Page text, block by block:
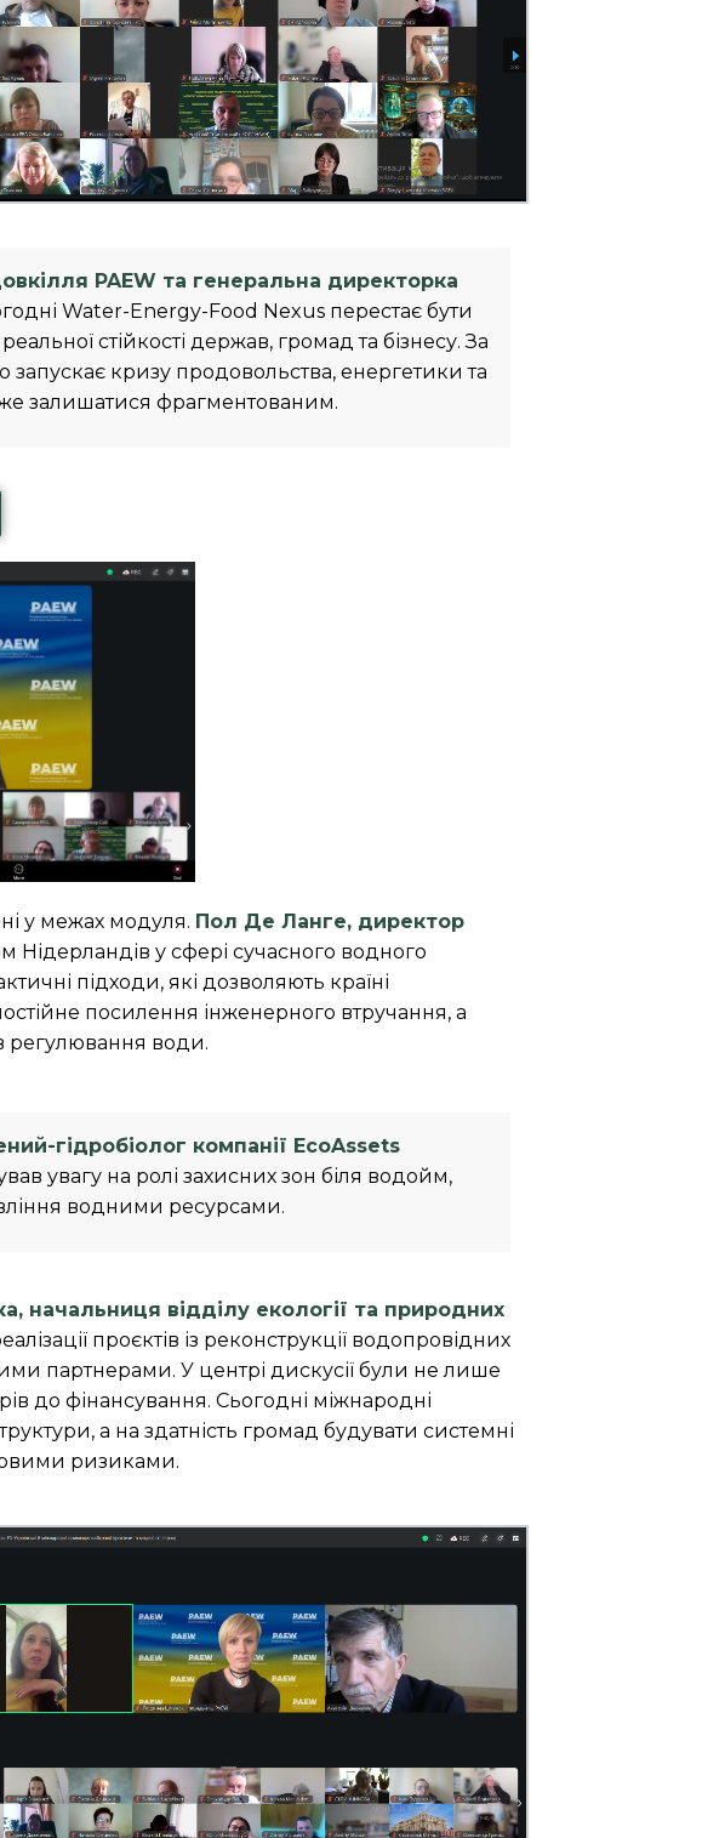
PAEW та генеральна директорка
Water-Energy-Food Nexus перестає бути
стійкості держав, громад та бізнесу. За
запускає кризу продовольства, енергетики та
залишатися фрагментованим.
у межах модуля. Пол Де Ланге, директор
Нідерландів у сфері сучасного водного
підходи, які дозволяють країні
посилення інженерного втручання, а
регулювання води.
гідробіолог компанії EcoAssets
увагу на ролі захисних зон біля водойм,
водними ресурсами.
начальниця відділу екології та природних
проєктів із реконструкції водопровідних
партнерами. У центрі дискусії були не лише
до фінансування. Сьогодні міжнародні
а на здатність громад будувати системні
ризиками.